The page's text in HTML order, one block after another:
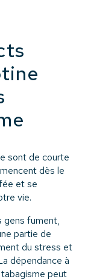
sont de courte
dès le
et se
vie.
gens fument,
partie de
du stress et
dépendance à
peut